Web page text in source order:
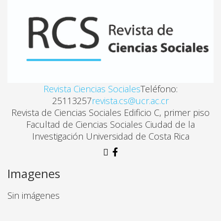
EL SÍNTOMA COMO FORMALIZADOR DE LAZO
Hernán Fair
EL EXILIO Y SU IMPACTO EN LA
Luis Roniger
HENRY LEFEBVRE. CONTRARRÉPLICA A GEORGE I.
LA CONSTRUCCIÓN SOCIAL DE SIGNIFICADOS EN
Revista Ciencias SocialesTeléfono:
25113257revista.cs@ucr.ac.cr
Revista de Ciencias Sociales Edificio C, primer piso
Facultad de Ciencias Sociales Ciudad de la
Investigación Universidad de Costa Rica
Imagenes
Sin imágenes